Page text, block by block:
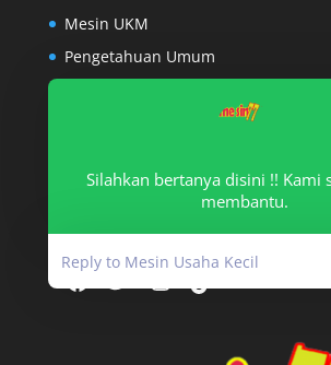
Mesin UKM
Pengetahuan Umum
SHOPEE
Facebook
TwitterInstagram
TikTok
Silahkan bertanya disini !! Kami
membantu.